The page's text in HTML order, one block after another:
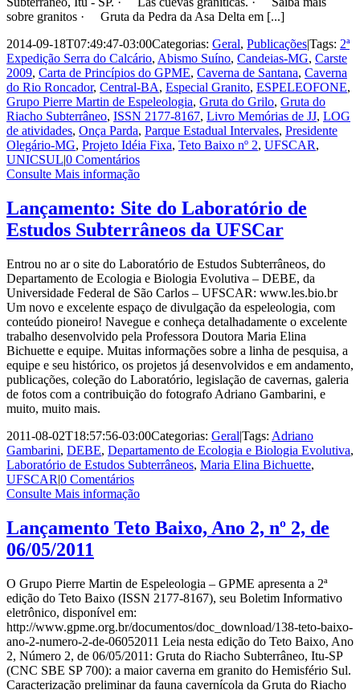
sobre granitos · Gruta da Pedra da Asa Delta em [...]
2014-09-18T07:49:47-03:00Categorias: Geral, Publicações|Tags: 2ª
Expedição Serra do Calcário, Abismo Suíno, Candeias-MG, Carste
2009, Carta de Princípios do GPME, Caverna de Santana, Caverna
do Rio Roncador, Central-BA, Especial Granito, ESPELEOFONE,
Grupo Pierre Martin de Espeleologia, Gruta do Grilo, Gruta do
Riacho Subterrâneo, ISSN 2177-8167, Livro Memórias de JJ, LOG
de atividades, Onça Parda, Parque Estadual Intervales, Presidente
Olegário-MG, Projeto Idéia Fixa, Teto Baixo nº 2, UFSCAR,
UNICSUL|0 Comentários
Consulte Mais informação
Lançamento: Site do Laboratório de
Estudos Subterrâneos da UFSCar
Entrou no ar o site do Laboratório de Estudos Subterrâneos, do
Departamento de Ecologia e Biologia Evolutiva – DEBE, da
Universidade Federal de São Carlos – UFSCAR: www.les.bio.br
Um novo e excelente espaço de divulgação da espeleologia, com
conteúdo pioneiro! Navegue e conheça detalhadamente o excelente
trabalho desenvolvido pela Professora Doutora Maria Elina
Bichuette e equipe. Muitas informações sobre a linha de pesquisa, a
equipe e seu histórico, os projetos já desenvolvidos e em andamento,
publicações, coleção do Laboratório, legislação de cavernas, galeria
de fotos com a contribuição do fotografo Adriano Gambarini, e
muito, muito mais.
2011-08-02T18:57:56-03:00Categorias: Geral|Tags: Adriano
Gambarini, DEBE, Departamento de Ecologia e Biologia Evolutiva,
Laboratório de Estudos Subterrâneos, Maria Elina Bichuette,
UFSCAR|0 Comentários
Consulte Mais informação
Lançamento Teto Baixo, Ano 2, nº 2, de
06/05/2011
O Grupo Pierre Martin de Espeleologia – GPME apresenta a 2ª
edição do Teto Baixo (ISSN 2177-8167), seu Boletim Informativo
eletrônico, disponível em:
http://www.gpme.org.br/documentos/doc_download/138-teto-baixo-
ano-2-numero-2-de-06052011 Leia nesta edição do Teto Baixo, Ano
2, Número 2, de 06/05/2011: Gruta do Riacho Subterrâneo, Itu-SP
(CNC SBE SP 700): a maior caverna em granito do Hemisfério Sul.
Caracterização preliminar da fauna cavernícola da Gruta do Riacho